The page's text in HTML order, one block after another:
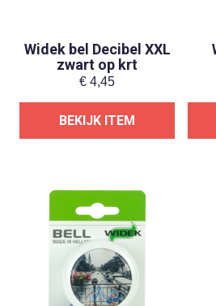
Widek bel Decibel XXL
zwart op krt
€ 4,45
BEKIJK ITEM